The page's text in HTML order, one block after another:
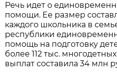
Речь идет о
помощи. Ее размер
каждого школьника в
республики
помощь на подготовку
более 112 тыс.
выплат составила 34 млн